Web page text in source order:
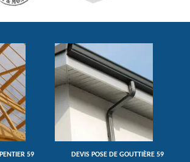
59 DEVIS POSE DE GOUTTIÈRE 59